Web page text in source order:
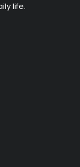
life.